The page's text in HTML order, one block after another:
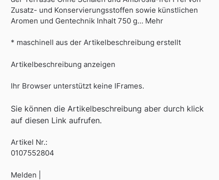
Zusatz- und Konservierungsstoffen sowie künstlichen
Aromen und Gentechnik Inhalt 750 g… Mehr
* maschinell aus der Artikelbeschreibung erstellt
Artikelbeschreibung anzeigen
Ihr Browser unterstützt keine IFrames.
Sie können die Artikelbeschreibung aber durch klick
auf diesen Link aufrufen.
Artikel Nr.:
0107552804
Melden |